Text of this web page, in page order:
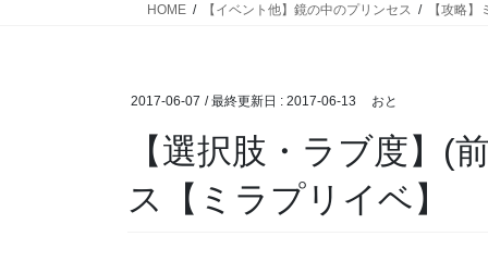
HOME 【イベント他】鏡の中のプリンセス 【攻略
2017-06-07 / 最終更新日 : 2017-06-13 おと
【選択肢・ラブ度】(
ス【ミラプリイベ】